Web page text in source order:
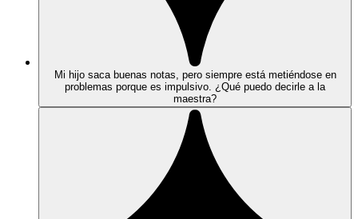
Mi hijo saca buenas notas, pero siempre está metiéndose en
problemas porque es impulsivo. ¿Qué puedo decirle a la
maestra?